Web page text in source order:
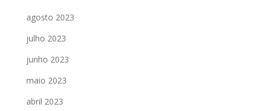
agosto 2023
julho 2023
junho 2023
maio 2023
abril 2023